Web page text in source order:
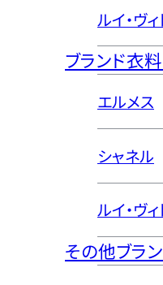
ルイ・ヴ
ブランド衣
エルメス
シャネル
ルイ・ヴ
その他ブラ